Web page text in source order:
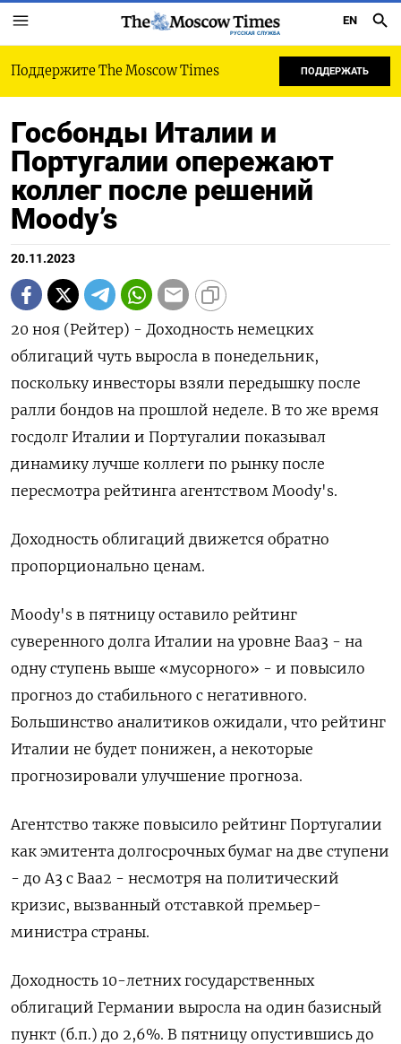
РУССКАЯ СЛУЖБА
EN
Поддержите The Moscow Times ПОДДЕРЖАТЬ
Госбонды Италии и
Португалии опережают
коллег после решений
Moody’s
20.11.2023
20 ноя (Рейтер) - Доходность немецких
облигаций чуть выросла в понедельник,
поскольку инвесторы взяли передышку после
ралли бондов на прошлой неделе. В то же время
госдолг Италии и Португалии показывал
динамику лучше коллеги по рынку после
пересмотра рейтинга агентством Moody's.
Доходность облигаций движется обратно
пропорционально ценам.
Moody's в пятницу оставило рейтинг
суверенного долга Италии на уровне Baa3 - на
одну ступень выше «мусорного» - и повысило
прогноз до стабильного с негативного.
Большинство аналитиков ожидали, что рейтинг
Италии не будет понижен, а некоторые
прогнозировали улучшение прогноза.
Агентство также повысило рейтинг Португалии
как эмитента долгосрочных бумаг на две ступени
- до A3 с Baa2 - несмотря на политический
кризис, вызванный отставкой премьер-
министра страны.
Доходность 10-летних государственных
облигаций Германии выросла на один базисный
пункт (б.п.) до 2,6%. В пятницу опустившись до